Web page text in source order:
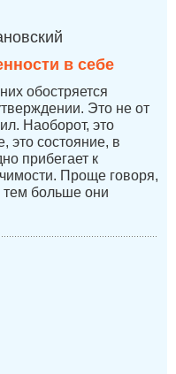
в себе
обостряется
Это не от
Наоборот, это
это состояние, в
прибегает к
Проще говоря,
больше они